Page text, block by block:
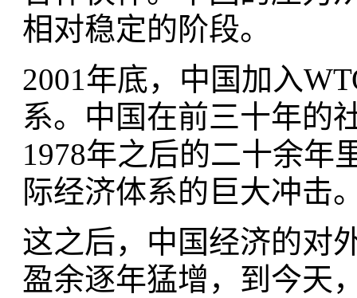
相对稳定的阶段。
2001年底，中国加入
系。中国在前三十年的
1978年之后的二十余年
际经济体系的巨大冲击
这之后，中国经济的对
盈余逐年猛增，到今天